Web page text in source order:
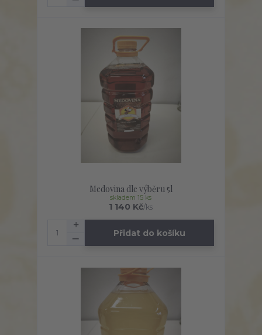
Medovina dle výběru 5l
1 140 Kč/ks
skladem 15 ks
Přidat do košíku